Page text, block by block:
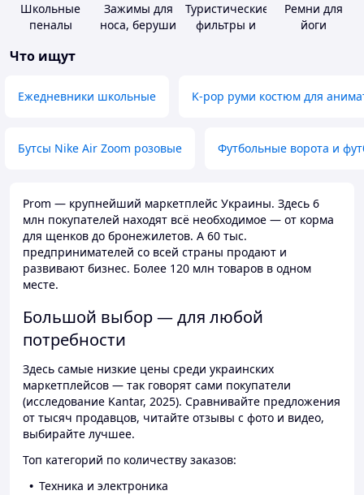
Школьные
пеналы
Зажимы для
носа, беруши
Туристические
фильтры и
Ремни для
йоги
Что ищут
Ежедневники школьные K-pop руми костюм для
Бутсы Nike Air Zoom розовые Футбольные ворота и
Prom — крупнейший маркетплейс Украины. Здесь 6
млн покупателей находят всё необходимое — от корма
для щенков до бронежилетов. А 60 тыс.
предпринимателей со всей страны продают и
развивают бизнес. Более 120 млн товаров в одном
месте.
Большой выбор — для любой
потребности
Здесь самые низкие цены среди украинских
маркетплейсов — так говорят сами покупатели
(исследование Kantar, 2025). Сравнивайте предложения
от тысяч продавцов, читайте отзывы с фото и видео,
выбирайте лучшее.
Топ категорий по количеству заказов:
Техника и электроника